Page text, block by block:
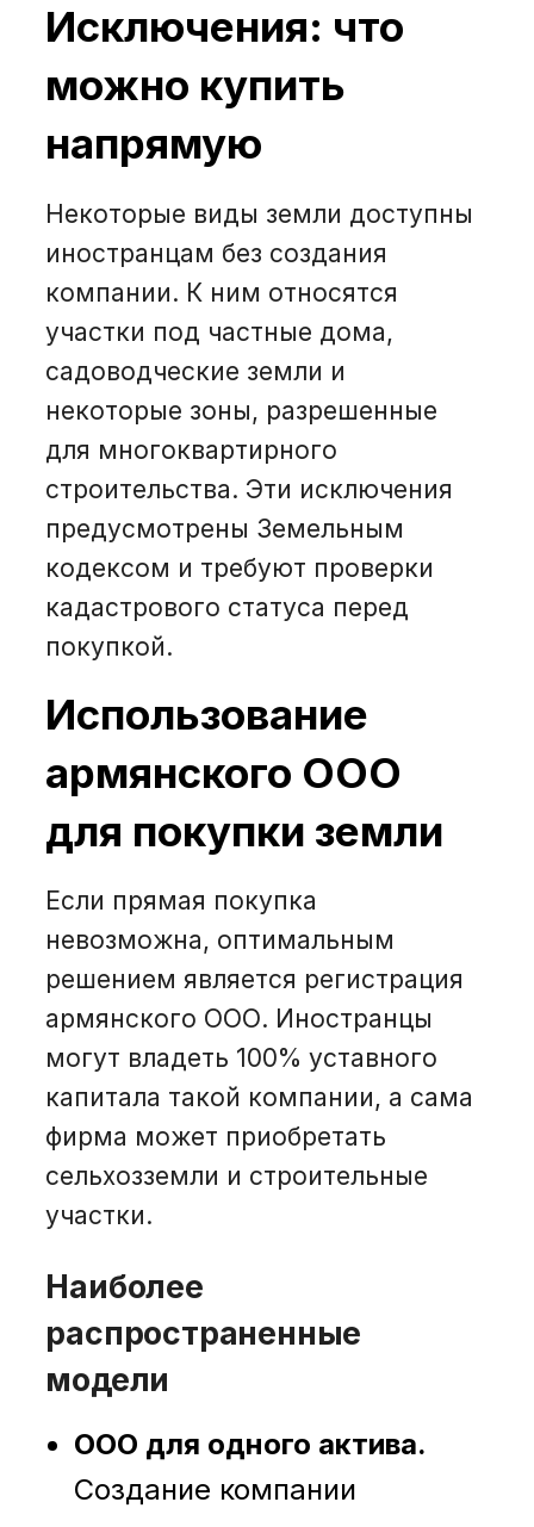
Исключения: что
можно купить
напрямую
Некоторые виды земли доступны
иностранцам без создания
компании. К ним относятся
участки под частные дома,
садоводческие земли и
некоторые зоны, разрешенные
для многоквартирного
строительства. Эти исключения
предусмотрены Земельным
кодексом и требуют проверки
кадастрового статуса перед
покупкой.
Использование
армянского ООО
для покупки земли
Если прямая покупка
невозможна, оптимальным
решением является регистрация
армянского ООО. Иностранцы
могут владеть 100% уставного
капитала такой компании, а сама
фирма может приобретать
сельхозземли и строительные
участки.
Наиболее
распространенные
модели
ООО для одного актива.
Создание компании